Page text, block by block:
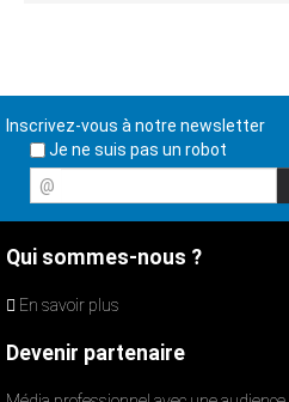
Inscrivez-vous à notre newsletter
Je ne suis pas un robot
@
Qui sommes-nous ?
En savoir plus
Devenir partenaire